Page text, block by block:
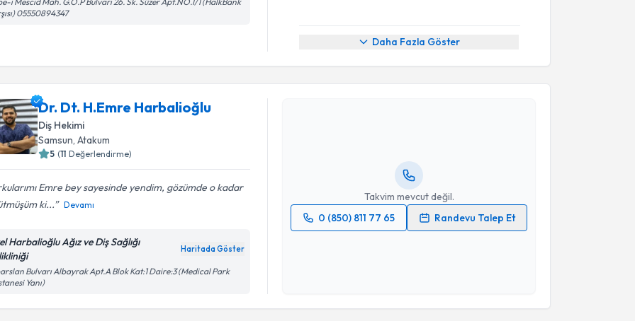
05550894347
Daha Fazla Göster
Dr. Dt. H.Emre Harbalioğlu
Diş Hekimi
Samsun, Atakum
5 (11 Değerlendirme)
Emre bey sayesinde yendim, gözümde o kadar
ki...
Devamı
Harbalioğlu Ağız ve Diş Sağlığı
Haritada Göster
Bulvarı Albayrak Apt.A Blok Kat:1 Daire:3 (Medical Park
Yanı)
Takvim mevcut değil.
0 (850) 811 77 65
Randevu Talep Et
Randevu Takvimi Talebi
Takvim Talebini Gönder